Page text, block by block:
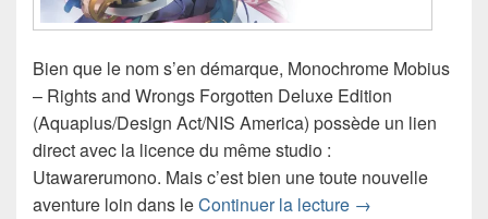
Bien que le nom s’en démarque, Monochrome Mobius
– Rights and Wrongs Forgotten Deluxe Edition
(Aquaplus/Design Act/NIS America) possède un lien
direct avec la licence du même studio :
Utawarerumono. Mais c’est bien une toute nouvelle
aventure loin dans leContinuer la lecture Chronique jeu
→